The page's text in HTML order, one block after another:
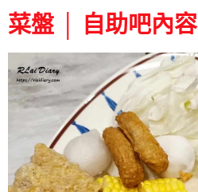
菜盤 │ 自助吧內容